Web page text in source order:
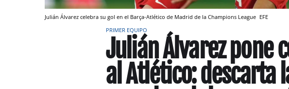
Julián Álvarez celebra su gol en el Barça-Atlético de Madrid de la Champions League EFE
PRIMER EQUIPO
Julián Álvarez pone
al Atlético: descarta